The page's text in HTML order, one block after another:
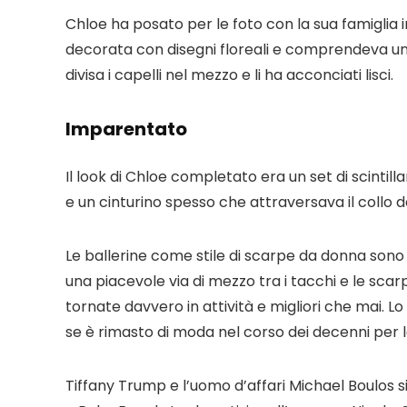
Chloe ha posato per le foto con la sua famiglia
decorata con disegni floreali e comprendeva
divisa i capelli nel mezzo e li ha acconciati lisci.
Imparentato
Il look di Chloe completato era un set di
e un cinturino spesso che attraversava il collo
Le ballerine come stile di scarpe da donna
una piacevole via di mezzo tra i tacchi e le
tornate davvero in attività e migliori che mai.
se è rimasto di moda nel corso dei decenni
Tiffany Trump e l’uomo d’affari Michael